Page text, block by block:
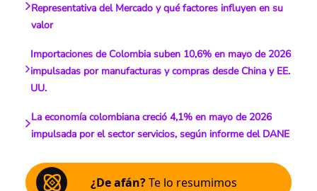
Representativa del Mercado y qué factores influyen en su
valor
Importaciones de Colombia suben 10,6% en mayo de 2026
impulsadas por manufacturas y compras desde China y EE.
UU.
La economía colombiana creció 4,1% en mayo de 2026
impulsada por el sector servicios, según informe del DANE
¿De afán?Te lo resumimos